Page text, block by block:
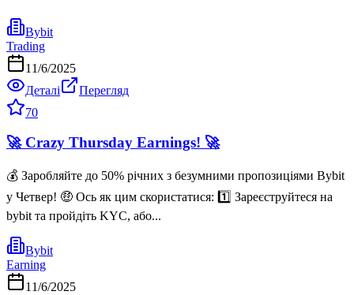
Bybit
Trading
11/6/2025
Деталі
Перегляд
70
🚀 Crazy Thursday Earnings! 🚀
💰 Заробляйте до 50% річних з безумними пропозиціями Bybit
у Четвер! 🤑 Ось як цим скористатися: 1️⃣ Зареєструйтеся на
bybit та пройдіть KYC, або...
Bybit
Earning
11/6/2025